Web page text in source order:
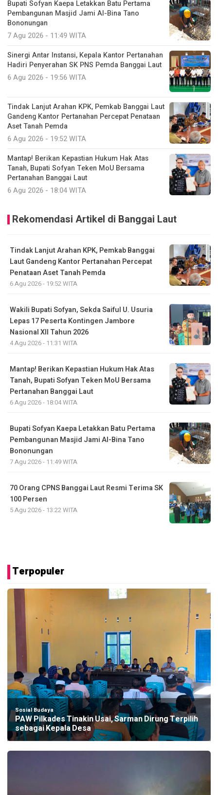
Bupati Sofyan Kaepa Letakkan Batu Pertama
Pembangunan Masjid Jami Al-Bina Tano
Bononungan
7 Agu 2026 - 11:49 WITA
Sinergi Antar Instansi, Kepala Kantor Pertanahan
Hadiri Penyerahan SK PNS Pemda Banggai Laut
6 Agu 2026 - 19:56 WITA
Tindak Lanjut Arahan KPK, Pemkab Banggai Laut
Gandeng Kantor Pertanahan Percepat Penataan
Aset Tanah Pemda
6 Agu 2026 - 19:52 WITA
Mantap! Berikan Kepastian Hukum Hak Atas
Tanah, Bupati Sofyan Teken MoU Bersama
Pertanahan Banggai Laut
6 Agu 2026 - 18:04 WITA
Rekomendasi Artikel di Banggai Laut
Tindak Lanjut Arahan KPK, Pemkab Banggai
Laut Gandeng Kantor Pertanahan Percepat
Penataan Aset Tanah Pemda
6 Agu 2026 - 19:52 WITA
Wakili Bupati Sofyan, Sekda Saiful U. Usuria
Lepas 17 Peserta Kontingen Jambore
Nasional XII Tahun 2026
4 Agu 2026 - 11:31 WITA
Mantap! Berikan Kepastian Hukum Hak Atas
Tanah, Bupati Sofyan Teken MoU Bersama
Pertanahan Banggai Laut
6 Agu 2026 - 18:04 WITA
Bupati Sofyan Kaepa Letakkan Batu Pertama
Pembangunan Masjid Jami Al-Bina Tano
Bononungan
7 Agu 2026 - 11:49 WITA
70 Orang CPNS Banggai Laut Resmi Terima SK
100 Persen
5 Agu 2026 - 13:22 WITA
Terpopuler
Sosial Budaya
PAW Pilkades Tinakin Usai, Sarman Dirung Terpilih
sebagai Kepala Desa